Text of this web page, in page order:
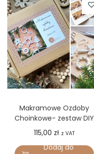
Makramowe Ozdoby
Choinkowe- zestaw DIY
115,00 zł z VAT
Dodaj do